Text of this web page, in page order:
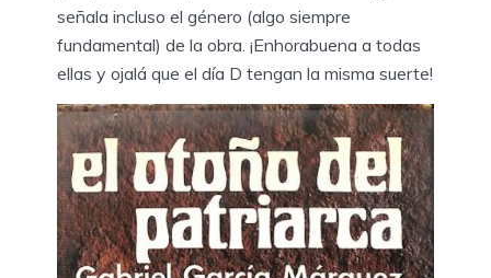
señala incluso el género (algo siempre
fundamental) de la obra. ¡Enhorabuena a todas
ellas y ojalá que el día D tengan la misma suerte!